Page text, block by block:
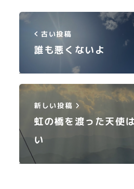
古い投稿
誰も悪くないよ
新しい投稿
虹の橋を渡った天使
い